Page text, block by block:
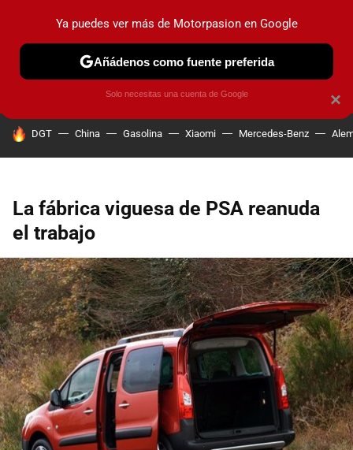
PRUEBAS COCHES ELÉCTRICOS OBSERVATORIO
HOY SE HABLA DE
DGT China Gasolina Xiaomi Mercedes-Benz
La fábrica viguesa de PSA reanuda
el trabajo
×
Ya puedes ver más de Motorpasion en Google
Añádenos como fuente preferida
Solo necesitas una cuenta de Google